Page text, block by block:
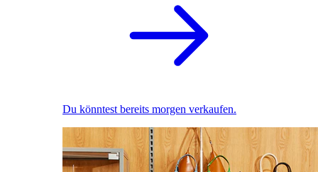
Du könntest bereits morgen verkaufen.